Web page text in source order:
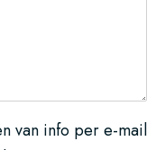
van info per e-mail